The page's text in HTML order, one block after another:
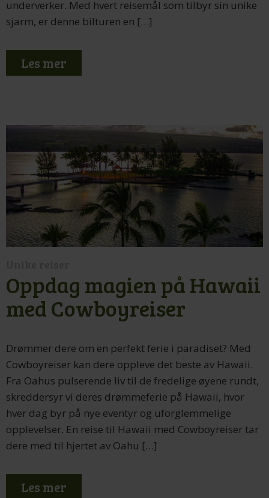
underverker. Med hvert reisemål som tilbyr sin unike
sjarm, er denne bilturen en […]
Les mer
Oppdag magien på Hawaii
med Cowboyreiser
Drømmer dere om en perfekt ferie i paradiset? Med
Cowboyreiser kan dere oppleve det beste av Hawaii.
Fra Oahus pulserende liv til de fredelige øyene rundt,
skreddersyr vi deres drømmeferie på Hawaii, hvor
hver dag byr på nye eventyr og uforglemmelige
opplevelser. En reise til Hawaii med Cowboyreiser tar
dere med til hjertet av Oahu […]
Les mer